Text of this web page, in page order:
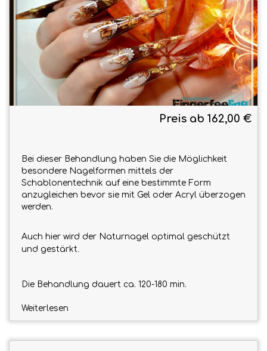
Preis ab 162,00 €
Bei dieser Behandlung haben Sie die Möglichkeit
besondere Nagelformen mittels der
Schablonentechnik auf eine bestimmte Form
anzugleichen bevor sie mit Gel oder Acryl überzogen
werden.
Auch hier wird der Naturnagel optimal geschützt
und gestärkt
Die Behandlung dauert ca. 120-180 min.
Weiterlesen